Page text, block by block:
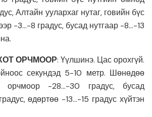
Алтайн уулархаг нутаг, говийн бүс
-3…-8 градус, бусад нутгаар -8…-13
ОРЧМООР: Үүлшинэ. Цас орохгүй.
секундэд 5-10 метр. Шөнөдөө
орчмоор -28…-30 градус, бусад
өдөртөө -13…-15 градус хүйтэн